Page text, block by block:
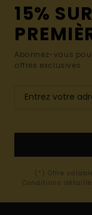
15%
Abonnez-vous
offres exclusives.
(*) Offre
Conditions